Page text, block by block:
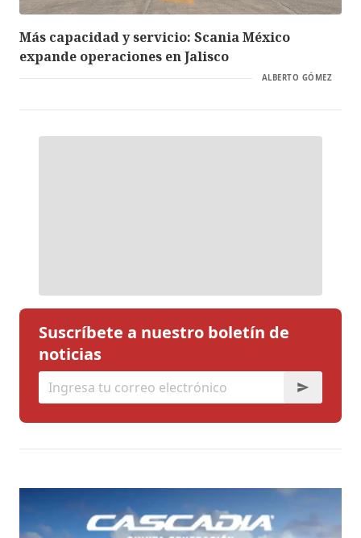
Más capacidad y servicio: Scania México
expande operaciones en Jalisco
ALBERTO GÓMEZ
Suscríbete a nuestro boletín de
noticias